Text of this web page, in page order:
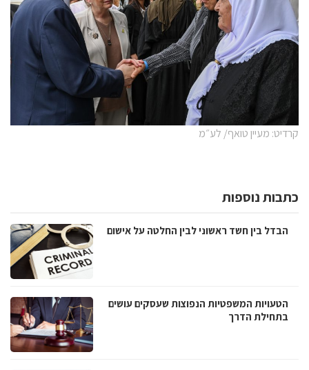
קרדיט: מעיין טואף/ לע״מ
כתבות נוספות
הבדל בין חשד ראשוני לבין החלטה על אישום
הטעויות המשפטיות הנפוצות שעסקים עושים
בתחילת הדרך